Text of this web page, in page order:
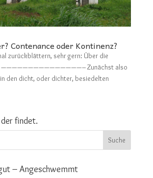
Contenance oder Kontinenz?
zurückblättern, sehr gern: Über die
———————————————– Zunächst also
den dicht, oder dichter, besiedelten
findet.
– Angeschwemmt